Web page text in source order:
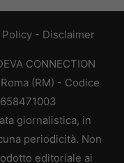
Policy - Disclaimer
CONNECTION
(RM) - Codice
giornalistica, in
periodicità. Non
editoriale ai